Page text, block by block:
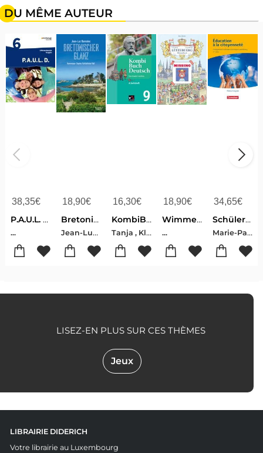
DU MÊME AUTEUR
38,35€
P.A.U.L. D. (Paul) 6. Schülerbuch. Realschule
...
18,90€
Bretonischer Glanz
Jean-Luc , Bannalec
16,30€
KombiBuch Deutsch Luxemburg AH 9 - neu
Tanja , Klingbeil-Jérôme , Schaul-Liliane , Staus-Stéphanie , Konnen-Rolande , Linden-Christiane , Schmitz-Ursula , Spichale-Mady , Weydert-Sophie , Engel-Christiane , Hamen-Muriel , Meyers
18,90€
Wimmelbuch Lëtzebuerg Luxemburg Luxembourg
...
34,65€
Schülerbuch - Édition française
Marie-Paule , Eyschen-Simone , Kayser-Véronique , Krettels-Guido , Lessing-Michele , Schilt-Marc , Schoentgen
Jeux
LISEZ-EN PLUS SUR CES THÈMES
LIBRAIRIE DIDERICH
Votre librairie au Luxembourg